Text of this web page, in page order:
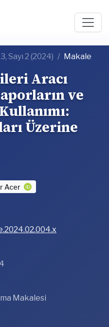
Sayı 2 (2024) Makale
Aracı
ve
Üzerine
Acer
Makalesi